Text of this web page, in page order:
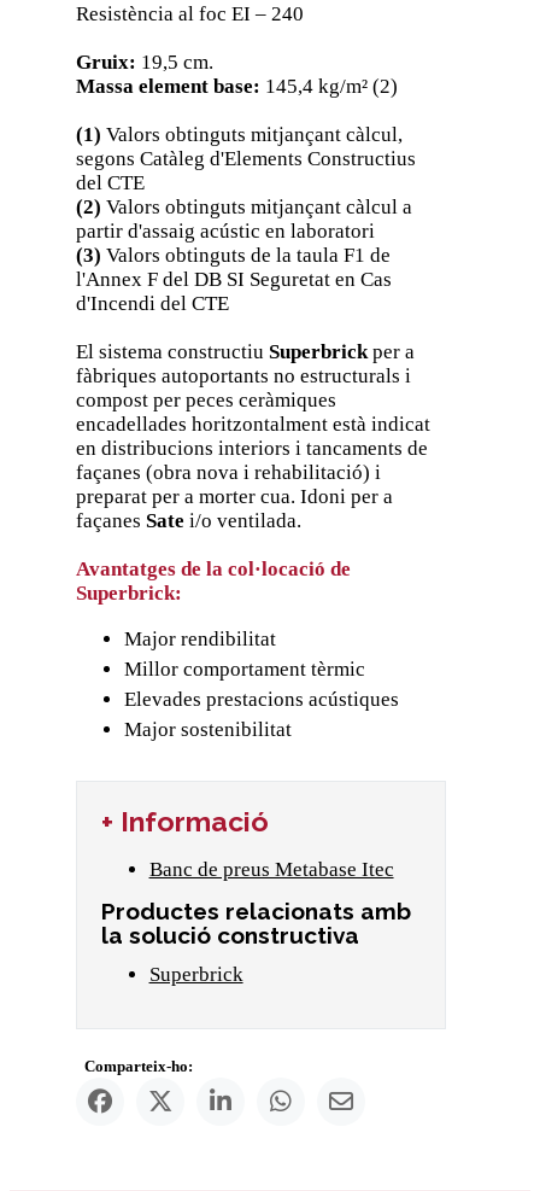
Resistència al foc EI – 240
Gruix: 19,5 cm.
Massa element base: 145,4 kg/m² (2)
(1) Valors obtinguts mitjançant càlcul,
segons Catàleg d'Elements Constructius
del CTE
(2) Valors obtinguts mitjançant càlcul a
partir d'assaig acústic en laboratori
(3) Valors obtinguts de la taula F1 de
l'Annex F del DB SI Seguretat en Cas
d'Incendi del CTE
El sistema constructiu Superbrickper a
fàbriques autoportants no estructurals i
compost per peces ceràmiques
encadellades horitzontalment està indicat
en distribucions interiors i tancaments de
façanes (obra nova i rehabilitació) i
preparat per a morter cua. Idoni per a
façanes Sate i/o ventilada.
Avantatges de la col·locació de
Superbrick:
Major rendibilitat
Millor comportament tèrmic
Elevades prestacions acústiques
Major sostenibilitat
+ Informació
Banc de preus Metabase Itec
Productes relacionats amb
la solució constructiva
Superbrick
Comparteix-ho: